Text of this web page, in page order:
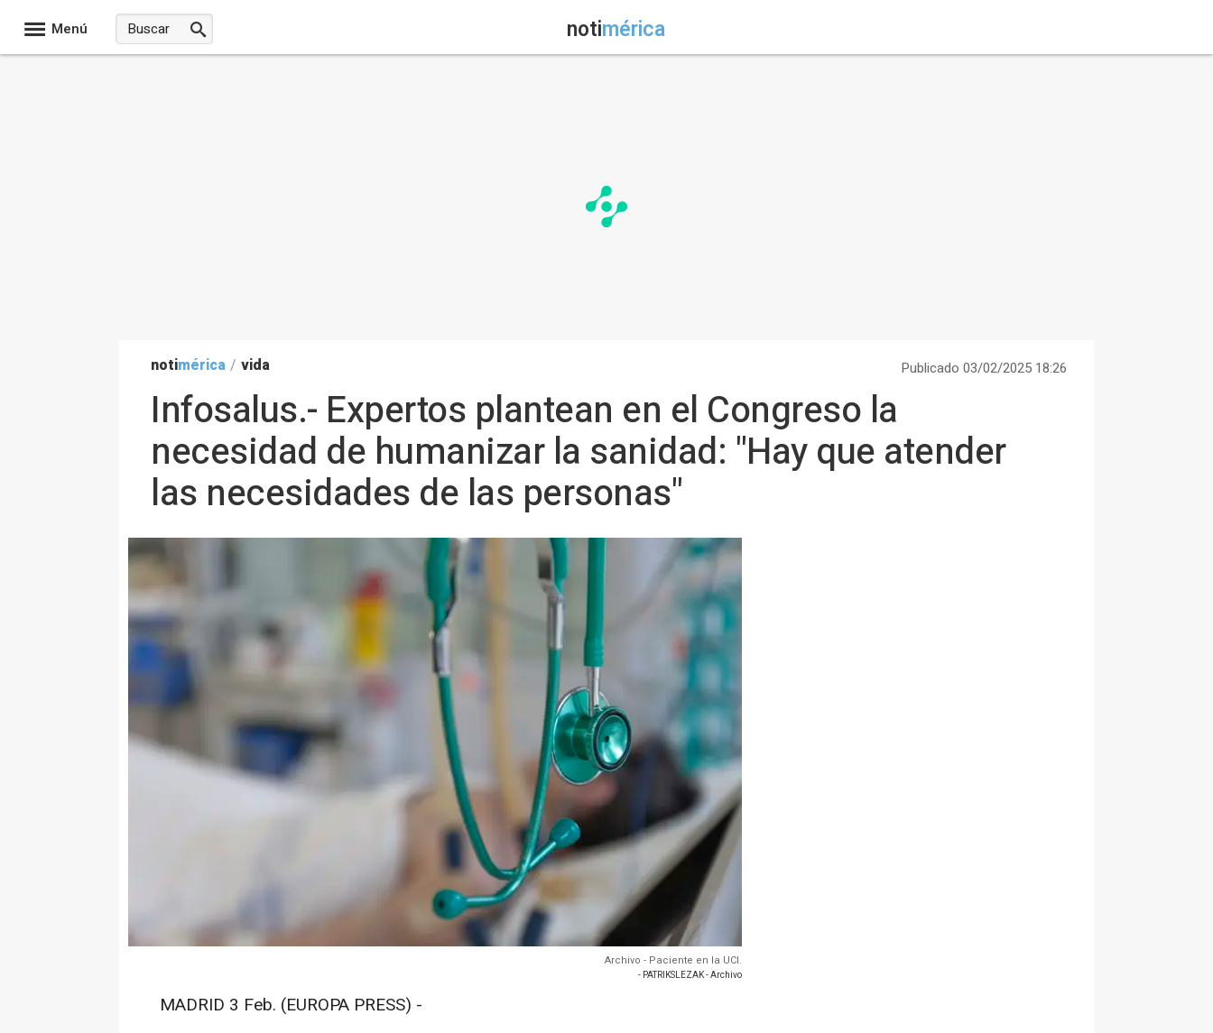
Menú notimérica
notimérica / vida Publicado 03/02/2025 18:26
Infosalus.- Expertos plantean en el Congreso la
necesidad de humanizar la sanidad: "Hay que atender
las necesidades de las personas"
Archivo - Paciente en la UCI.
- PATRIKSLEZAK - Archivo
MADRID 3 Feb. (EUROPA PRESS) -